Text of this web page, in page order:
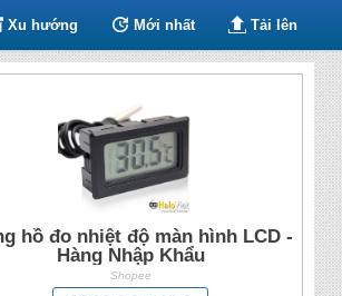
Xu hướng Mới nhất Tải lên
hồ đo nhiệt độ màn hình LCD -
Hàng Nhập Khẩu
Shopee